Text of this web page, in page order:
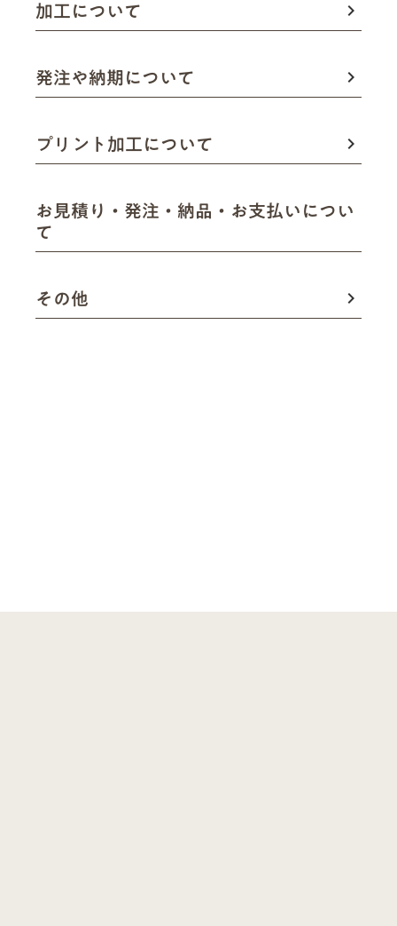
その他 keyboard_arrow_right
お見積り・発注・納品・お支払いについ
て
プリント加工について keyboard_arrow_right
発注や納期について keyboard_arrow_right
加工について keyboard_arrow_right